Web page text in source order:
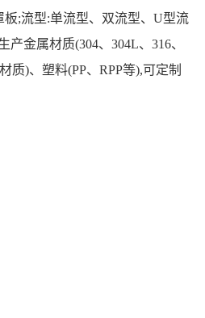
;流型:单流型、双流型、U型流
金属材质(304、304L、316、
质)、塑料(PP、RPP等),可定制